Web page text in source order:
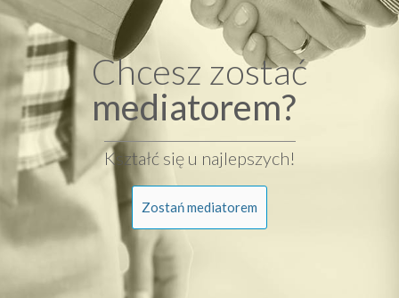
Chcesz zostać
mediatorem?
Kształć się u najlepszych!
Zostań mediatorem